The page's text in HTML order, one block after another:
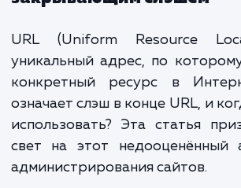
необходимо
почему?
Введение в проблему